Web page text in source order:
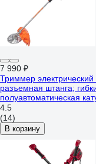
7 990 ₽
Триммер
разъемная штанга;
полуавтоматическая
4.5
(14)
В корзину